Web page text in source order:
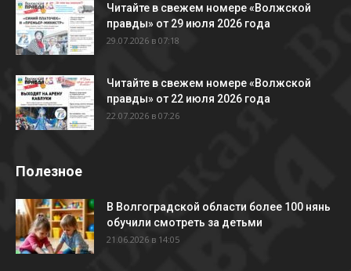
Читайте в свежем номере «Волжской
правды» от 29 июля 2026 года
29.07.2026 в 07:18
Читайте в свежем номере «Волжской
правды» от 22 июля 2026 года
22.07.2026 в 07:26
Полезное
В Волгоградской области более 100 нянь
обучили смотреть за детьми
21.06.2026 в 14:05